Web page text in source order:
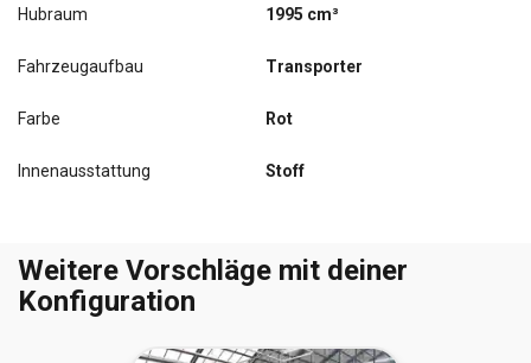
Hubraum 1995 cm³
Fahrzeugaufbau Transporter
Farbe Rot
Innenausstattung Stoff
Weitere Vorschläge mit deiner
Konfiguration